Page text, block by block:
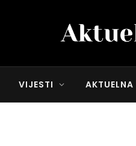
VIJESTI